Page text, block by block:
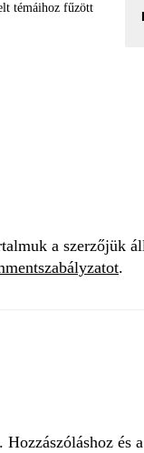
témáihoz fűzött
a szerzőjük
.
és